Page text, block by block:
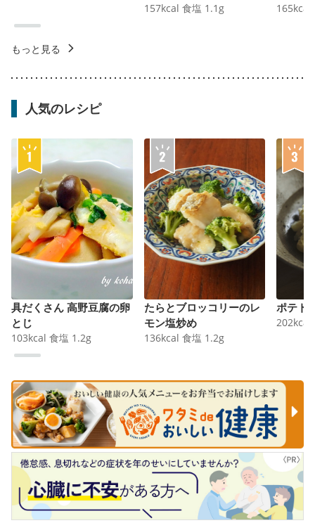
157kcal 食塩 1.1 g 165kcal
もっと見る
人気のレシピ
具だくさん 高野豆腐の卵
とじ
103kcal 食塩 1.2g
たらとブロッコリーのレ
モン塩炒め
136kcal 食塩 1.2g
ポテト
202kcal